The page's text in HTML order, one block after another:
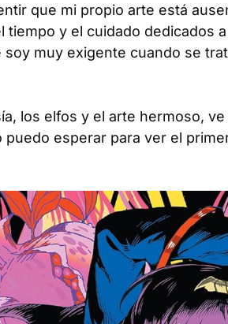
que mi propio arte está
tiempo y el cuidado dedicados
muy exigente cuando se
los elfos y el arte hermoso,
puedo esperar para ver el